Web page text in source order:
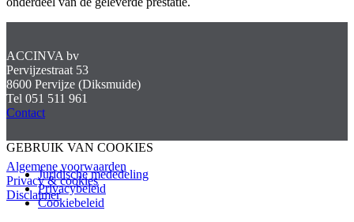
ACCINVA bv
Pervijzestraat 53
8600 Pervijze (Diksmuide)
Tel 051 511 961
Contact
Algemene voorwaarden
Privacy & cookies
Disclaimer
GEBRUIK VAN COOKIES
Juridische mededeling
Privacybeleid
Cookiebeleid